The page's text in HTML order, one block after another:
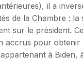
il a
de la Chambre :
sur le président.
accrus pour obtenir
à Biden,